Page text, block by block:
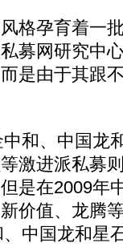
孕育着一
募网研究中
是由于其跟
、中国龙
激进派私募
是在2009年
价值、龙腾
中国龙和星